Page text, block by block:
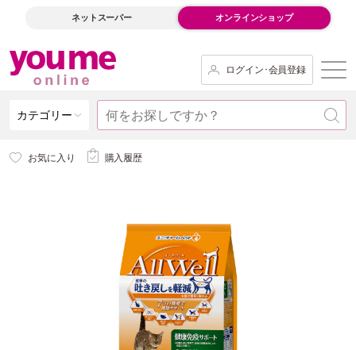
ネットスーパー オンラインショップ
ログイン･会員登録
カテゴリー
お気に入り 購入履歴